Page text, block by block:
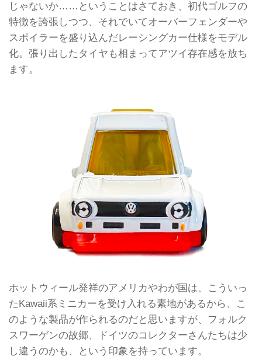
じゃないか……ということはさておき、初代ゴルフの
特徴を誇張しつつ、それでいてオーバーフェンダーや
スポイラーを盛り込んだレーシングカー仕様をモデル
化。張り出したタイヤも相まってアツイ存在感を放ち
ます。
ホットウィール発祥のアメリカやわが国は、こういっ
たKawaii系ミニカーを受け入れる素地があるから、こ
のような製品が作られるのだと思いますが、フォルク
スワーゲンの故郷、ドイツのコレクターさんたちは少
し違うのかも、という印象を持っています。